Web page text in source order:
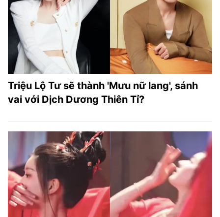
Triệu Lộ Tư sẽ thành 'Mưu nữ lang', sánh
vai với Dịch Dương Thiên Tỉ?